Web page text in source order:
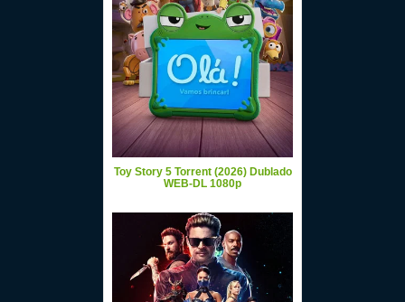
Toy Story 5 Torrent (2026) Dublado
WEB-DL 1080p